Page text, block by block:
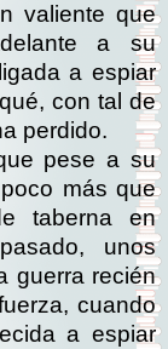
valiente que
a su
a espiar
con tal de
perdido.
pese a su
más que
taberna en
unos
guerra recién
cuando
a espiar